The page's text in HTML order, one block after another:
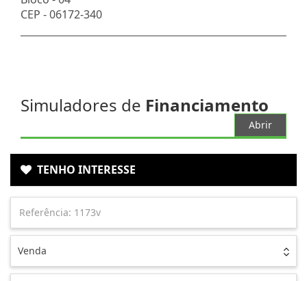
CEP -06172-340
Simuladores de Financiamento
Abrir
TENHO INTERESSE
Venda